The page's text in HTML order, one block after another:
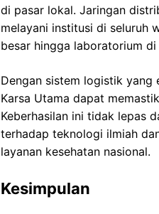
di pasar lokal. Jaringan
melayani institusi di seluruh
besar hingga laboratorium
Dengan sistem logistik yang
Karsa Utama dapat
Keberhasilan ini tidak lepas
terhadap teknologi ilmiah
layanan kesehatan nasional.
Kesimpulan